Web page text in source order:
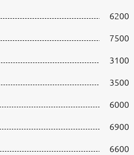
6200
7500
3100
3500
6000
6900
6600